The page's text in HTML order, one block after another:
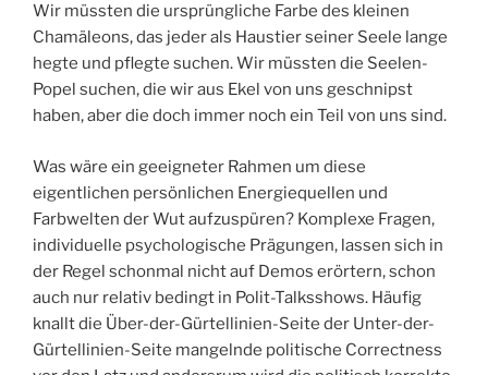
Wir müssten die ursprüngliche Farbe des kleinen
Chamäleons, das jeder als Haustier seiner Seele lange
hegte und pflegte suchen. Wir müssten die Seelen-
Popel suchen, die wir aus Ekel von uns geschnipst
haben, aber die doch immer noch ein Teil von uns sind.
Was wäre ein geeigneter Rahmen um diese
eigentlichen persönlichen Energiequellen und
Farbwelten der Wut aufzuspüren? Komplexe Fragen,
individuelle psychologische Prägungen, lassen sich in
der Regel schonmal nicht auf Demos erörtern, schon
auch nur relativ bedingt in Polit-Talksshows. Häufig
knallt die Über-der-Gürtellinien-Seite der Unter-der-
Gürtellinien-Seite mangelnde politische Correctness